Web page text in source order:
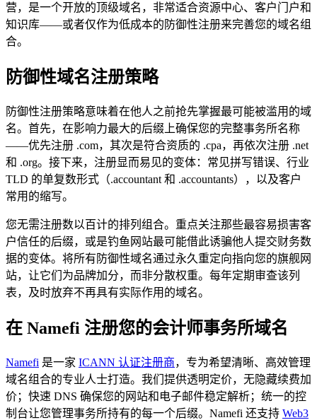
营，是一个开放的顶级域名，非常适合资源中心、客户门户和
知识库——或者仅作为低成本的防御性注册来完善您的域名组
合。
防御性域名注册策略
防御性注册策略意味着在他人之前抢先掌握最可能被滥用的域
名。首先，在影响力最大的后缀上确保您的完整事务所名称
——优先注册 .com，其次是符合资质的 .cpa，再依次注册 .net
和 .org。接下来，注册显而易见的变体：常见拼写错误、行业
TLD 的单复数形式（.accountant 和 .accountants），以及客户
常用的缩写。
您无需注册数以百计的排列组合。重点关注那些最容易损害客
户信任的后缀，或是钓鱼网站最可能借此诱骗他人提交财务数
据的变体。将所有防御性域名通过永久重定向指向您的旗舰网
站，让它们为品牌加分，而非分散权重。每年定期审查该列
表，及时放弃不再具有实际作用的域名。
在 Namefi 注册您的会计师事务所域名
Namefi 是一家 ICANN 认证注册商，专为希望清晰、高效管理
域名组合的专业人士打造。我们提供透明定价，无隐藏续费加
价；快速 DNS 确保您的网站和电子邮件稳定解析；统一的控
制台让您管理事务所持有的每一个后缀。Namefi 还支持 Web3